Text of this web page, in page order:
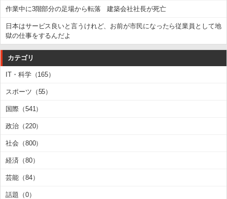
作業中に3階部分の足場から転落 建築会社社長が死亡
日本はサービス良いと言うけれど、お前が市民になったら従業員として地
獄の仕事をするんだよ
カテゴリ
IT・科学（165）
スポーツ（55）
国際（541）
政治（220）
社会（800）
経済（80）
芸能（84）
話題（0）